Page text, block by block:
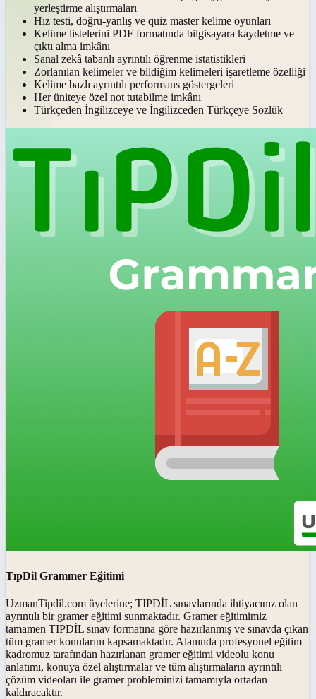
yerleştirme alıştırmaları
Hız testi, doğru-yanlış ve quiz master kelime oyunları
Kelime listelerini PDF formatında bilgisayara kaydetme ve
çıktı alma imkânı
Sanal zekâ tabanlı ayrıntılı öğrenme istatistikleri
Zorlanılan kelimeler ve bildiğim kelimeleri işaretleme özelliği
Kelime bazlı ayrıntılı performans göstergeleri
Her üniteye özel not tutabilme imkânı
Türkçeden İngilizceye ve İngilizceden Türkçeye Sözlük
TıpDil Grammer Eğitimi
UzmanTipdil.com üyelerine; TIPDİL sınavlarında ihtiyacınız olan
ayrıntılı bir gramer eğitimi sunmaktadır. Gramer eğitimimiz
tamamen TIPDİL sınav formatına göre hazırlanmış ve sınavda çıkan
tüm gramer konularını kapsamaktadır. Alanında profesyonel eğitim
kadromuz tarafından hazırlanan gramer eğitimi videolu konu
anlatımı, konuya özel alıştırmalar ve tüm alıştırmaların ayrıntılı
çözüm videoları ile gramer probleminizi tamamıyla ortadan
kaldıracaktır.